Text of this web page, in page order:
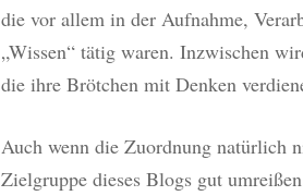
die vor allem in der Aufnahme,
„Wissen“ tätig waren. Inzwischen
die ihre Brötchen mit Denken
Auch wenn die Zuordnung natürlich
Zielgruppe dieses Blogs gut